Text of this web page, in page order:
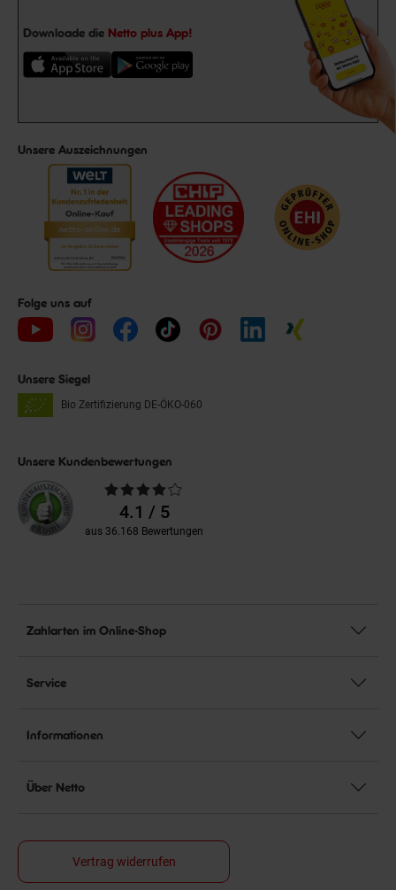
Downloade die Netto plus App!
Unsere Auszeichnungen
Folge uns auf
Unsere Siegel
Bio Zertifizierung DE-ÖKO-060
Unsere Kundenbewertungen
Durchschnittliche
Bewertungen4.1 / 5
aus 36.168 Bewertungen
Zahlarten im Online-Shop
Service
Informationen
Über Netto
Vertrag widerrufen